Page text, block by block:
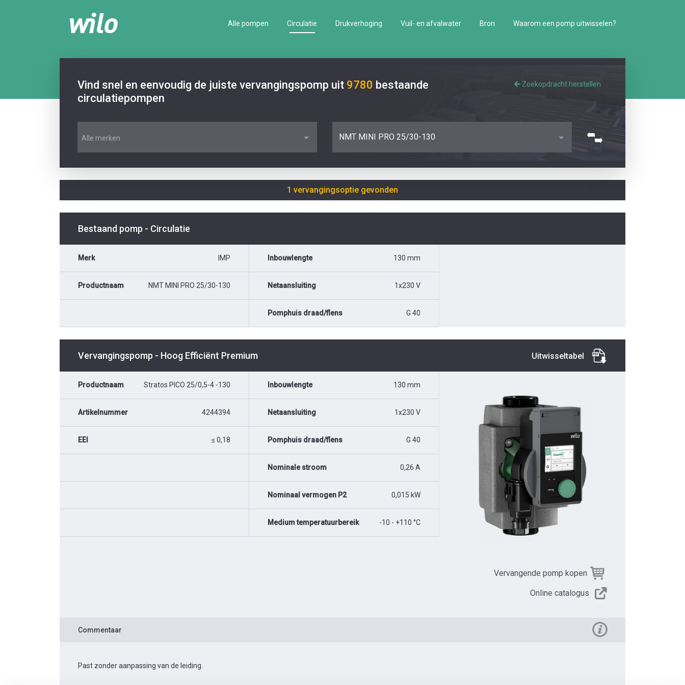
Alle pompen Circulatie Drukverhoging Vuil- en afvalwater Bron Waarom een pomp uitwisselen?
Vind snel en eenvoudig de juiste vervangingspomp uit 9780 bestaande
circulatiepompen
Zoekopdracht herstellen
Alle merken NMT MINI PRO 25/30-130
1 vervangingsoptie gevonden
Bestaand pomp - Circulatie
Merk IMP
Productnaam NMT MINI PRO 25/30-130
Inbouwlengte 130 mm
Netaansluiting 1x230 V
Pomphuis draad/flens G 40
Vervangingspomp - Hoog Efficiënt Premium Uitwisseltabel
Productnaam Stratos PICO 25/0,5-4 -130
Artikelnummer 4244394
EEI ≤ 0,18
Inbouwlengte 130 mm
Netaansluiting 1x230 V
Pomphuis draad/flens G 40
Nominale stroom 0,26 A
Nominaal vermogen P2 0,015 kW
Medium temperatuurbereik -10 - +110 °C
Vervangende pomp kopen
Online catalogus
Commentaar
Past zonder aanpassing van de leiding.